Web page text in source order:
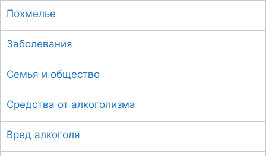
Похмелье
Заболевания
Семья и общество
Средства от алкоголизма
Вред алкоголя